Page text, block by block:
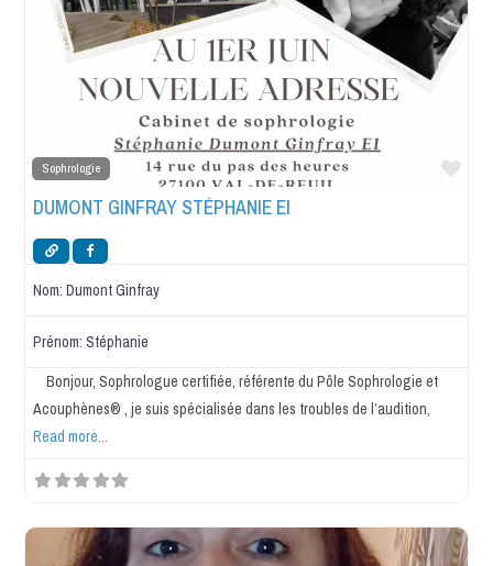
Sophrologie
DUMONT GINFRAY STÉPHANIE EI
Nom:Dumont Ginfray
Prénom:Stéphanie
Bonjour, Sophrologue certifiée, référente du Pôle Sophrologie et
Acouphènes® , je suis spécialisée dans les troubles de l’audition,
Read more...